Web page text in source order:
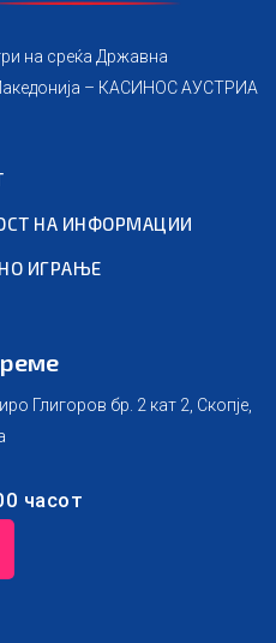
на среќа Државна
– КАСИНОС АУСТРИА
НА ИНФОРМАЦИИ
ИГРАЊЕ
Глигоров бр. 2 кат 2, Скопје,
часот